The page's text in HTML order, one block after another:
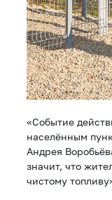
«Событие
населённым
Андрея
значит, что
чистому